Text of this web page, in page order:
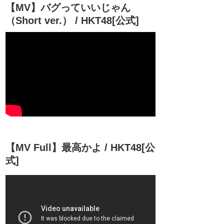
【MV】バグっていいじゃん
（Short ver.） / HKT48[公式]
【MV Full】最高かよ / HKT48[公
式]